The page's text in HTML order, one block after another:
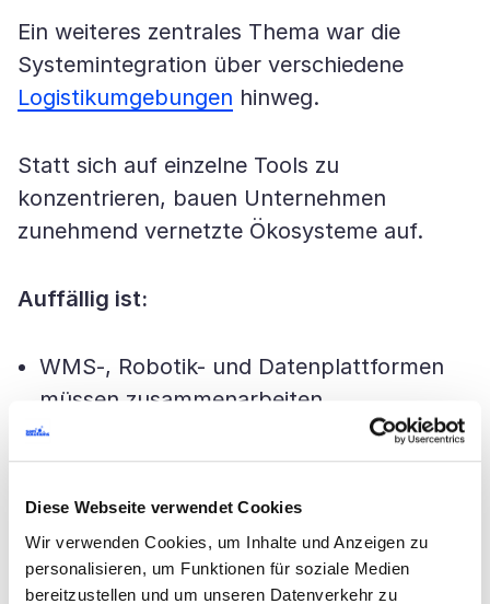
Diese Webseite verwendet Cookies
Wir verwenden Cookies, um Inhalte und Anzeigen zu
personalisieren, um Funktionen für soziale Medien
bereitzustellen und um unseren Datenverkehr zu
Ein weiteres zentrales Thema war die
Systemintegration über verschiedene
Logistikumgebungen hinweg.
Statt sich auf einzelne Tools zu
konzentrieren, bauen Unternehmen
zunehmend vernetzte Ökosysteme auf.
Auffällig ist:
WMS-, Robotik- und Datenplattformen
müssen zusammenarbeiten
isolierte Systeme verlieren an Bedeutung
End-to-End-Konnektivität